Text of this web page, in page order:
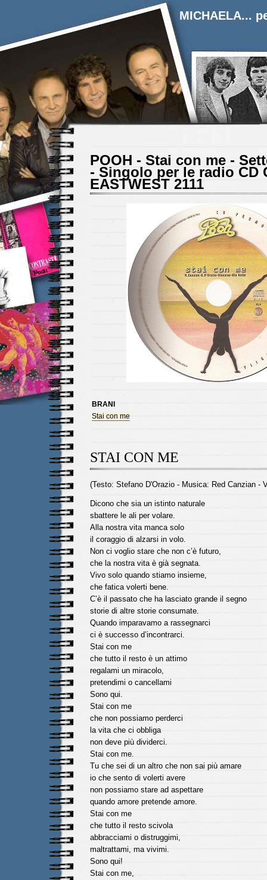
MICHAELA...
POOH - Stai con me -
- Singolo per le radio CD
EASTWEST 2111
BRANI
Stai con me
STAI CON ME
(Testo: Stefano D'Orazio - Musica: Red Canzian -
Dicono che sia un istinto naturale
sbattere le ali per volare.
Alla nostra vita manca solo
il coraggio di alzarsi in volo.
Non ci voglio stare che non c’è futuro,
che la nostra vita è già segnata.
Vivo solo quando stiamo insieme,
che fatica volerti bene.
C’è il passato che ha lasciato grande il segno
storie di altre storie consumate.
Quando imparavamo a rassegnarci
ci è successo d’incontrarci.
Stai con me
che tutto il resto è un attimo
regalami un miracolo,
pretendimi o cancellami
Sono qui.
Stai con me
che non possiamo perderci
la vita che ci obbliga
non deve più dividerci.
Stai con me.
Tu che sei di un altro che non sai più amare
io che sento di volerti avere
non possiamo stare ad aspettare
quando amore pretende amore.
Stai con me
che tutto il resto scivola
abbracciami o distruggimi,
maltrattami, ma vivimi.
Sono qui!
Stai con me,